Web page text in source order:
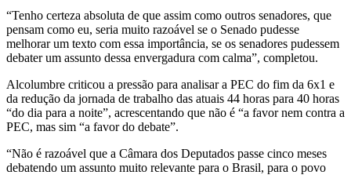
“Tenho certeza absoluta de que assim como outros senadores, que
pensam como eu, seria muito razoável se o Senado pudesse
melhorar um texto com essa importância, se os senadores pudessem
debater um assunto dessa envergadura com calma”, completou.
Alcolumbre criticou a pressão para analisar a PEC do fim da 6x1 e
da redução da jornada de trabalho das atuais 44 horas para 40 horas
“do dia para a noite”, acrescentando que não é “a favor nem contra a
PEC, mas sim “a favor do debate”.
“Não é razoável que a Câmara dos Deputados passe cinco meses
debatendo um assunto muito relevante para o Brasil, para o povo